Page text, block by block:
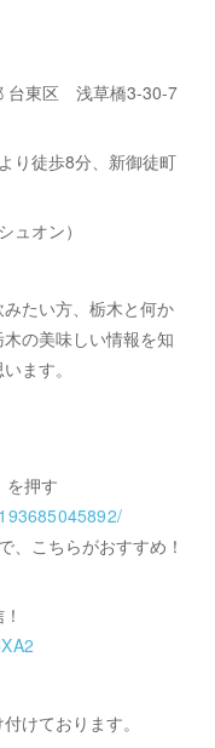
台東区 浅草橋3-30-7
り徒歩8分、新御徒町
ュオン）
たい方、栃木と何か
の美味しい情報を知
ます。
を押す
、こちらがおすすめ！
けております。